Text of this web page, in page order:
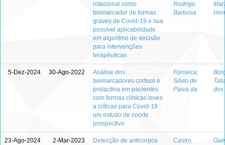
rotacional como
biomarcador de formas
graves de Covid-19 e sua
possível aplicabilidade
em algoritmo de decisão
para intervenções
terapêuticas
Rodrigo
Barbosa
5-Dez-2024 30-Ago-2022
Análise dos
biomarcadores cortisol e
prolactina em pacientes
com formas clínicas leves
a críticas para Covid-19 :
um estudo de coorte
prospectivo
Fonseca,
Silvio de
Paiva da
dos
23-Ago-2024 2-Mar-2023
Detecção de anticorpos
Castro,